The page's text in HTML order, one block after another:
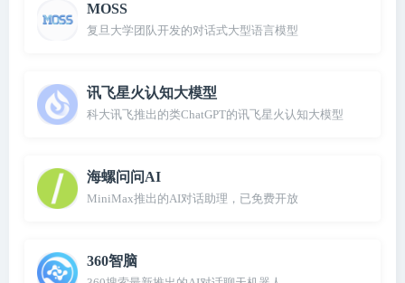
MOSS
复旦大学团队开发的对话式大型语言模型
讯飞星火认知大模型
科大讯飞推出的类ChatGPT的讯飞星火认知大模型
海螺问问AI
MiniMax推出的AI对话助理，已免费开放
360智脑